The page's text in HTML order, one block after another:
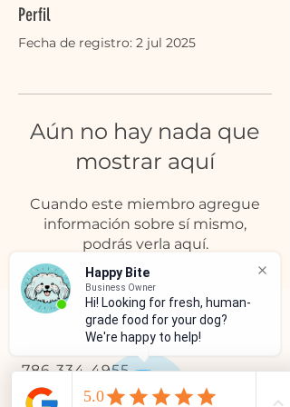
Happy Bite
Business Owner
Hi! Looking for fresh, human-
grade food for your dog?
We're happy to help!
Perfil
Fecha de registro: 2 jul 2025
Aún no hay nada que
mostrar aquí
Cuando este miembro agregue
información sobre sí mismo,
podrás verla aquí.
SERVICIO AL CLIENTE
786-334-4955
305-333-0067